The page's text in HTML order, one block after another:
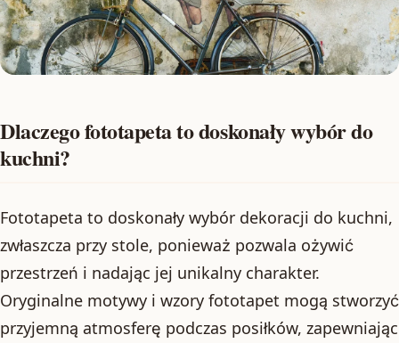
Dlaczego fototapeta to doskonały wybór do
kuchni?
Fototapeta to doskonały wybór dekoracji do kuchni,
zwłaszcza przy stole, ponieważ pozwala ożywić
przestrzeń i nadając jej unikalny charakter.
Oryginalne motywy i wzory fototapet mogą stworzyć
przyjemną atmosferę podczas posiłków, zapewniając